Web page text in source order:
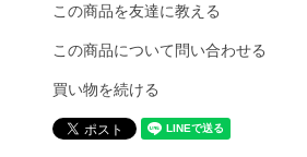
この商品を友達に教える
この商品について問い合わせる
買い物を続ける